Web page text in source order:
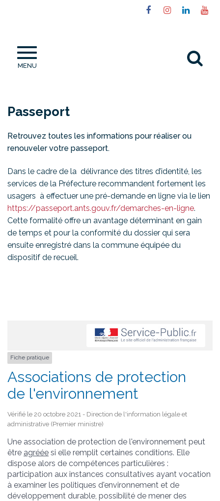
Lien
Facebook
Lien
Instagram
Lien
MENU
Passeport
Retrouvez toutes les informations pour réaliser ou
renouveler votre passeport.
Dans le cadre de la délivrance des titres d’identité, les
services de la Préfecture recommandent fortement les
usagers à effectuer une pré-demande en ligne via le lien
https://passeport.ants.gouv.fr/demarches-en-ligne.
Cette formalité offre un avantage déterminant en gain
de temps et pour la conformité du dossier qui sera
ensuite enregistré dans la commune équipée du
dispositif de recueil.
Fiche pratique
Associations de protection
de l'environnement
Vérifié le 20 octobre 2021 - Direction de l'information légale et
administrative (Premier ministre)
Une association de protection de l'environnement peut
être agréée si elle remplit certaines conditions. Elle
dispose alors de compétences particulières :
participation aux instances consultatives ayant vocation
à examiner les politiques d'environnement et de
développement durable, possibilité de mener des